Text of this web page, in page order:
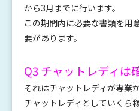
から3月までに行います。
この期間内に必要な書類を用
要があります。
Q3 チャットレディは
それはチャットレディが専業
チャットレディとしていくら